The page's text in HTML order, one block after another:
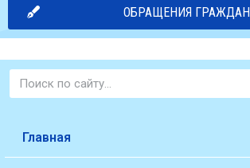
ОБРАЩЕНИЯ ГРАЖДАН
Главная